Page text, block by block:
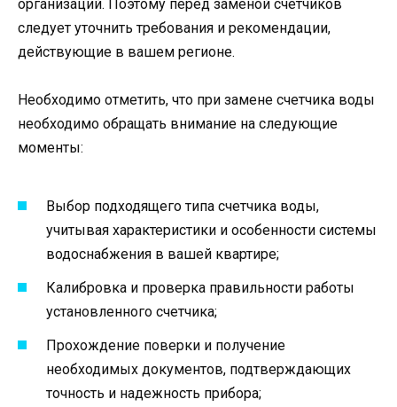
организаций. Поэтому перед заменой счетчиков
следует уточнить требования и рекомендации,
действующие в вашем регионе.
Необходимо отметить, что при замене счетчика воды
необходимо обращать внимание на следующие
моменты:
Выбор подходящего типа счетчика воды,
учитывая характеристики и особенности системы
водоснабжения в вашей квартире;
Калибровка и проверка правильности работы
установленного счетчика;
Прохождение поверки и получение
необходимых документов, подтверждающих
точность и надежность прибора;